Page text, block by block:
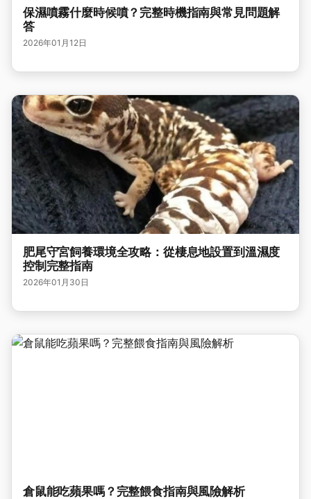
保濕噴霧什麼時候噴？完整時機指南與常見問題解
答
2026年01月12日
肥尾守宮飼養環境全攻略：從棲息地設置到溫濕度
控制完整指南
2026年01月30日
倉鼠能吃蘋果嗎？完整餵食指南與風險解析